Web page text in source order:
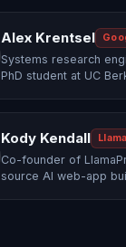
Alex Krentsel
Systems research
PhD student at UC
Kody Kendall
Co-founder of
source AI web-app